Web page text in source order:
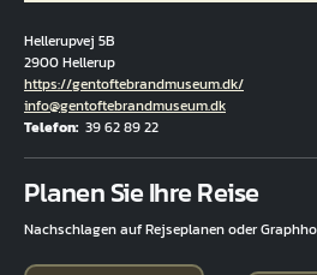
Hellerupvej 5B
2900 Hellerup
Hjemmeside
https://gentoftebrandmuseum.dk/
E-Mail
info@gentoftebrandmuseum.dk
Telefon 39 62 89 22
Planen Sie Ihre Reise
Nachschlagen auf Rejseplanen oder